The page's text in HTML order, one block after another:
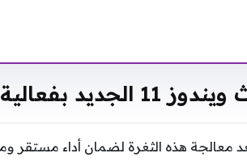
بفعالية
معالجة هذه الثغرة لضمان أداء